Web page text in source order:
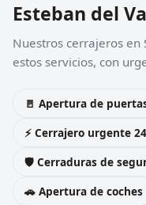
Esteban del
Nuestros cerrajeros en
estos servicios, con
🚪 Apertura de
⚡ Cerrajero urgente
🛡️ Cerraduras de
🚗 Apertura de coches